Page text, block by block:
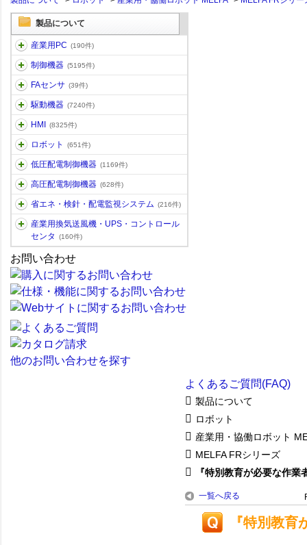
製品について
産業用PC (190件)
制御機器 (5195件)
FAセンサ (39件)
駆動機器 (7240件)
HMI (8325件)
ロボット (651件)
低圧配電制御機器 (1169件)
高圧配電制御機器 (628件)
省エネ・検針・配電監視システム (216件)
産業用換気送風機・UPS・コントロール
センタ
(160件)
お問い合わせ
他のお問い合わせを探す
よくあるご質問(FAQ)
製品について
ロボット
産業用・協働ロボット
MELFA FRシリーズ
『特別教育が必要な作業
一覧へ戻る
『特別教